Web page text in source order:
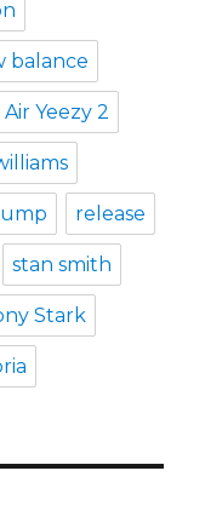
balance
Air Yeezy 2
release
stan smith
Stark